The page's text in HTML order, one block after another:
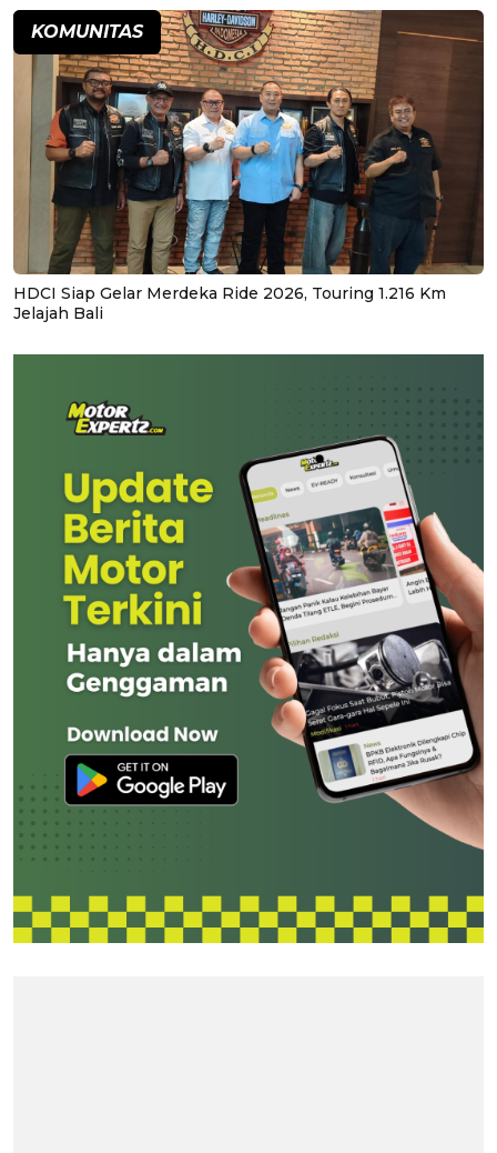
KOMUNITAS
HDCI Siap Gelar Merdeka Ride 2026, Touring 1.216 Km
Jelajah Bali